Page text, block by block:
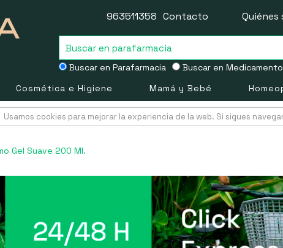
Buscar en Parafarmacia Buscar en
963511358 Contacto Quiénes
Cosmética e Higiene Mamá y Bebé
Usamos cookies para mejorar la experiencia de la web. Si sigues
Gel Suave 200 Ml.